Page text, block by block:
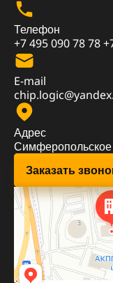
Телефон
+7 495 090 78 78
E-mail
Адрес
Заказать